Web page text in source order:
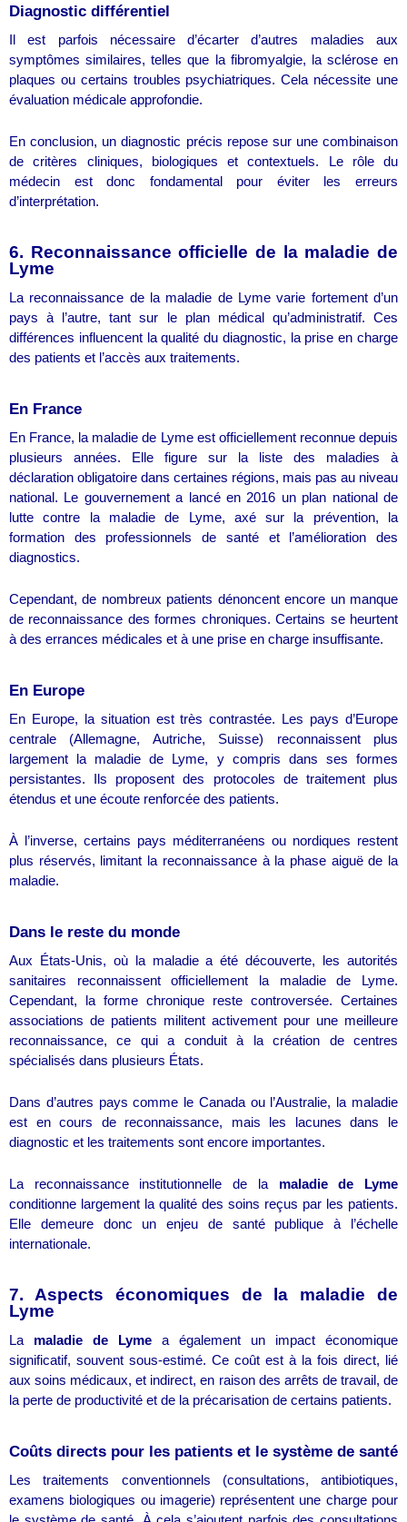
Diagnostic différentiel
Il est parfois nécessaire d’écarter d’autres maladies aux
symptômes similaires, telles que la fibromyalgie, la sclérose en
plaques ou certains troubles psychiatriques. Cela nécessite une
évaluation médicale approfondie.
En conclusion, un diagnostic précis repose sur une combinaison
de critères cliniques, biologiques et contextuels. Le rôle du
médecin est donc fondamental pour éviter les erreurs
d’interprétation.
6. Reconnaissance officielle de la maladie de
Lyme
La reconnaissance de la maladie de Lyme varie fortement d’un
pays à l’autre, tant sur le plan médical qu’administratif. Ces
différences influencent la qualité du diagnostic, la prise en charge
des patients et l’accès aux traitements.
En France
En France, la maladie de Lyme est officiellement reconnue depuis
plusieurs années. Elle figure sur la liste des maladies à
déclaration obligatoire dans certaines régions, mais pas au niveau
national. Le gouvernement a lancé en 2016 un plan national de
lutte contre la maladie de Lyme, axé sur la prévention, la
formation des professionnels de santé et l’amélioration des
diagnostics.
Cependant, de nombreux patients dénoncent encore un manque
de reconnaissance des formes chroniques. Certains se heurtent
à des errances médicales et à une prise en charge insuffisante.
En Europe
En Europe, la situation est très contrastée. Les pays d’Europe
centrale (Allemagne, Autriche, Suisse) reconnaissent plus
largement la maladie de Lyme, y compris dans ses formes
persistantes. Ils proposent des protocoles de traitement plus
étendus et une écoute renforcée des patients.
À l’inverse, certains pays méditerranéens ou nordiques restent
plus réservés, limitant la reconnaissance à la phase aiguë de la
maladie.
Dans le reste du monde
Aux États-Unis, où la maladie a été découverte, les autorités
sanitaires reconnaissent officiellement la maladie de Lyme.
Cependant, la forme chronique reste controversée. Certaines
associations de patients militent activement pour une meilleure
reconnaissance, ce qui a conduit à la création de centres
spécialisés dans plusieurs États.
Dans d’autres pays comme le Canada ou l’Australie, la maladie
est en cours de reconnaissance, mais les lacunes dans le
diagnostic et les traitements sont encore importantes.
La reconnaissance institutionnelle de la maladie de Lyme
conditionne largement la qualité des soins reçus par les patients.
Elle demeure donc un enjeu de santé publique à l’échelle
internationale.
7. Aspects économiques de la maladie de
Lyme
La maladie de Lyme a également un impact économique
significatif, souvent sous-estimé. Ce coût est à la fois direct, lié
aux soins médicaux, et indirect, en raison des arrêts de travail, de
la perte de productivité et de la précarisation de certains patients.
Coûts directs pour les patients et le système de santé
Les traitements conventionnels (consultations, antibiotiques,
examens biologiques ou imagerie) représentent une charge pour